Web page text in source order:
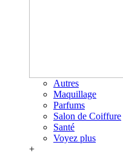
Autres
Maquillage
Parfums
Salon de Coiffure
Santé
Voyez plus
+